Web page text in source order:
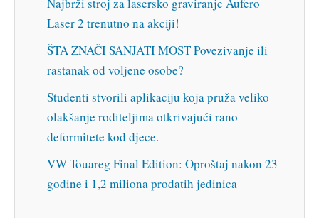
Najbrži stroj za lasersko graviranje Aufero
Laser 2 trenutno na akciji!
ŠTA ZNAČI SANJATI MOST Povezivanje ili
rastanak od voljene osobe?
Studenti stvorili aplikaciju koja pruža veliko
olakšanje roditeljima otkrivajući rano
deformitete kod djece.
VW Touareg Final Edition: Oproštaj nakon 23
godine i 1,2 miliona prodatih jedinica